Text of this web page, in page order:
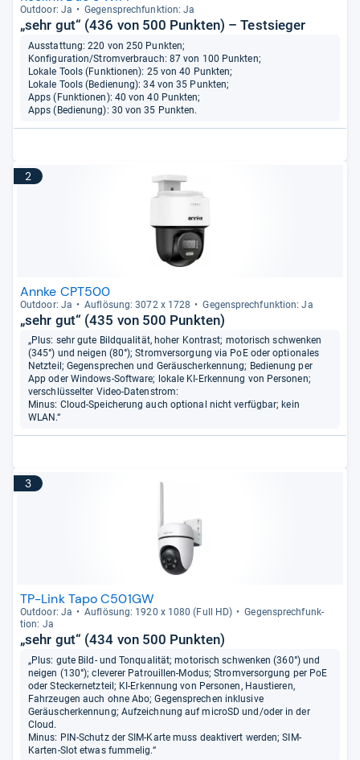
Out­door: Ja Gegen­sprech­funk­tion: Ja
„sehr gut“ (436 von 500 Punkten) – Testsieger
Ausstattung: 220 von 250 Punkten;
Konfiguration/Stromverbrauch: 87 von 100 Punkten;
Lokale Tools (Funktionen): 25 von 40 Punkten;
Lokale Tools (Bedienung): 34 von 35 Punkten;
Apps (Funktionen): 40 von 40 Punkten;
Apps (Bedienung): 30 von 35 Punkten.
2
Annke CPT500
Out­door: Ja Auf­lö­sung: 3072 x 1728 Gegen­sprech­funk­tion: Ja
„sehr gut“ (435 von 500 Punkten)
„Plus: sehr gute Bildqualität, hoher Kontrast; motorisch schwenken
(345°) und neigen (80°); Stromversorgung via PoE oder optionales
Netzteil; Gegensprechen und Geräuscherkennung; Bedienung per
App oder Windows-Software; lokale KI-Erkennung von Personen;
verschlüsselter Video-Datenstrom:
Minus: Cloud-Speicherung auch optional nicht verfügbar; kein
WLAN.“
3
TP-Link Tapo C501GW
Out­door: Ja Auf­lö­sung: 1920 x 1080 (Full HD)
Gegen­sprech­funk­
tion: Ja
„sehr gut“ (434 von 500 Punkten)
„Plus: gute Bild- und Tonqualität; motorisch schwenken (360°) und
neigen (130°); cleverer Patrouillen-Modus; Stromversorgung per PoE
oder Steckernetzteil; KI-Erkennung von Personen, Haustieren,
Fahrzeugen auch ohne Abo; Gegensprechen inklusive
Geräuscherkennung; Aufzeichnung auf microSD und/oder in der
Cloud.
Minus: PIN-Schutz der SIM-Karte muss deaktivert werden; SIM-
Karten-Slot etwas fummelig.“